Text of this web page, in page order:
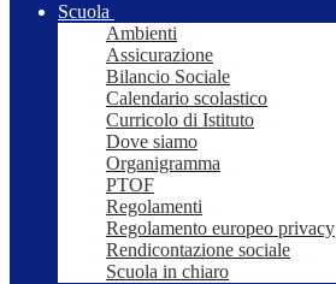
Scuola
Ambienti
Assicurazione
Bilancio Sociale
Calendario scolastico
Curricolo di Istituto
Dove siamo
Organigramma
PTOF
Regolamenti
Regolamento europeo privacy
Rendicontazione sociale
Scuola in chiaro